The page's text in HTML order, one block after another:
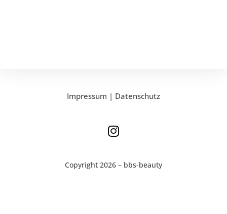
Copyright 2026 – bbs-beauty
Impressum | Datenschutz